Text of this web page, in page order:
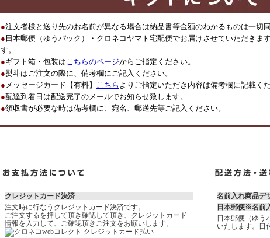
●注文者様と送り先のお名前が異なる場合は納品書等金額のわかるものは一切
● 日本郵便（ゆうパック）・クロネコヤマト宅配便でお届けさせていただきま
す。
●ギフト箱・包装はこちらのページからご指定ください。
●熨斗はご注文の際に、備考欄にご記入ください。
● メッセージカード【有料】 こちら よりご指定いただき内容は備考欄に記載くだ
●配達到着日は配送完了のメールでお知らせ致します。
●領収書が必要な時は備考欄に、宛名、郵送先等ご記入ください。
クレジットカード決済
注文時に行なうクレジットカード決済です。
ご注文するを押して頂き確認して頂き、クレジットカード
情報を入力して、ご確認頂きご注文をお願いします。
名前入れ商品デ
日本郵便※名前
日本郵便（ゆう
いたします。日